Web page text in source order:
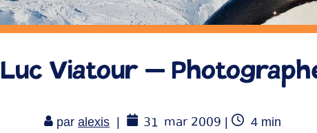
Luc Viatour –
paralexis 31 mar 2009
Temps
4min